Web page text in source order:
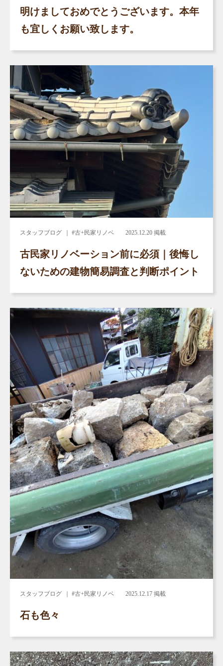
明けましておめでとうございます。本年
も宜しくお願い致します。
スタッフブログ ｜ #古+民家リノベ 2025.12.20 掲載
古民家リノベーション前に必須｜後悔し
ないための建物簡易調査と判断ポイント
スタッフブログ ｜ #古+民家リノベ 2025.12.17 掲載
石も色々